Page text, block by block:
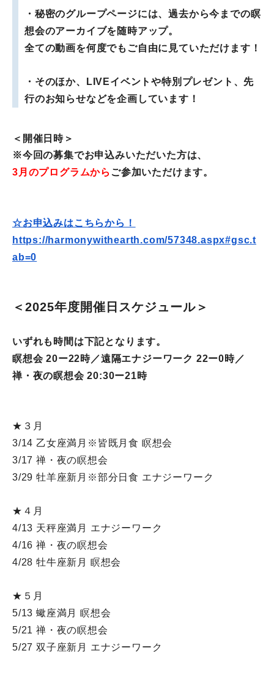
・秘密のグループページには、過去から今までの瞑
想会のアーカイブを随時アップ。
全ての動画を何度でもご自由に見ていただけます！
・そのほか、LIVEイベントや特別プレゼント、 先
行のお知らせなどを企画しています！
＜開催日時＞
※今回の募集でお申込みいただいた方は、
3月のプログラムから ご参加いただけます。
☆お申込みはこちらから！
https://harmonywithearth.com/57348.aspx#gsc.t
ab=0
＜2025年度開催日スケジュール＞
いずれも時間は下記となります。
瞑想会 20ー22時／遠隔エナジーワーク 22ー0時／
禅・夜の瞑想会 20:30ー21時
★３月
3/14 乙女座満月※皆既月食 瞑想会
3/17 禅・夜の瞑想会
3/29 牡羊座新月※部分日食 エナジーワーク
★４月
4/13 天秤座満月 エナジーワーク
4/16 禅・夜の瞑想会
4/28 牡牛座新月 瞑想会
★５月
5/13 蠍座満月 瞑想会
5/21 禅・夜の瞑想会
5/27 双子座新月 エナジーワーク